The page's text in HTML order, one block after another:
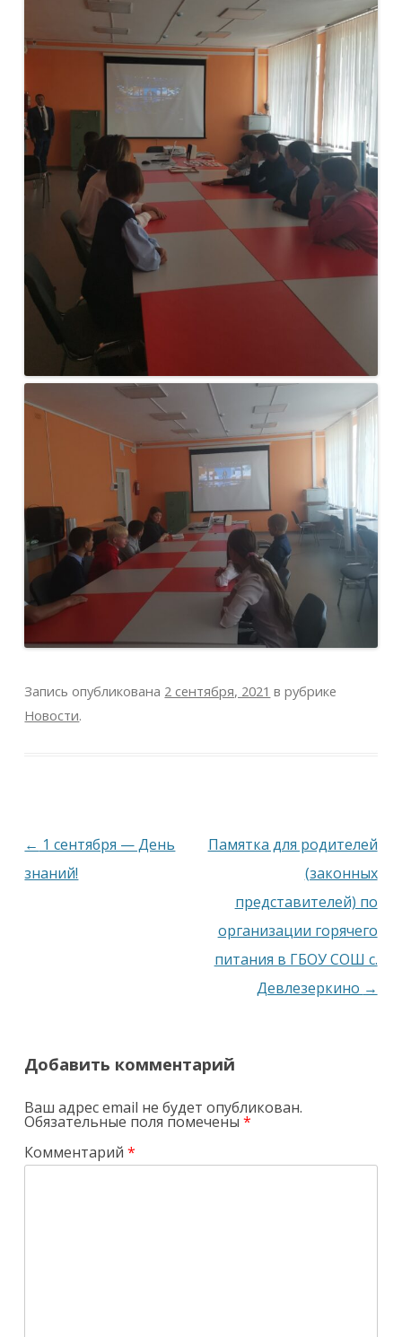
Запись опубликована 2 сентября, 2021 в рубрике
Новости.
Навигация
по
← 1 сентября — День
знаний!
Памятка для родителей
(законных
представителей) по
организации горячего
питания в ГБОУ СОШ с.
Девлезеркино →
Добавить комментарий
Ваш адрес email не будет опубликован.
Обязательные поля помечены*
Комментарий*